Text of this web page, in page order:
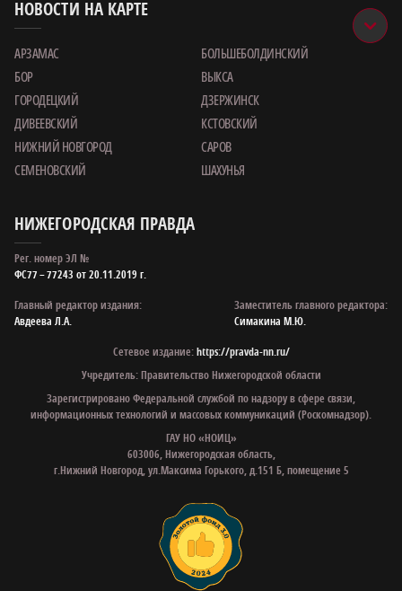
НОВОСТИ НА КАРТЕ
АРЗАМАС
БОЛЬШЕБОЛДИНСКИЙ
БОР
ВЫКСА
ГОРОДЕЦКИЙ
ДЗЕРЖИНСК
ДИВЕЕВСКИЙ
КСТОВСКИЙ
НИЖНИЙ НОВГОРОД
САРОВ
СЕМЕНОВСКИЙ
ШАХУНЬЯ
НИЖЕГОРОДСКАЯ ПРАВДА
Рег. номер ЭЛ №
ФС77 – 77243 от 20.11.2019 г.
Главный редактор издания:
Авдеева Л.А.
Заместитель главного редактора:
Симакина М.Ю.
Сетевое издание:https://pravda-nn.ru/
Учредитель: Правительство Нижегородской области
Зарегистрировано Федеральной службой по надзору в сфере связи,
информационных технологий и массовых коммуникаций (Роскомнадзор).
ГАУ НО «НОИЦ»
603006, Нижегородская область,
г.Нижний Новгород, ул.Максима Горького, д.151 Б, помещение 5